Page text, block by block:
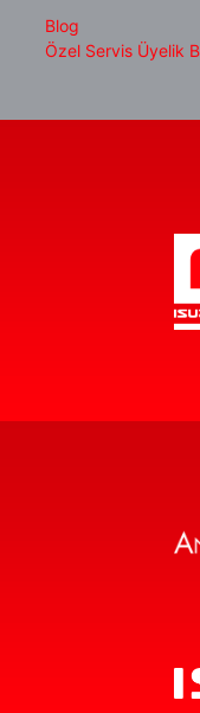
Blog
Özel Servis Üyelik